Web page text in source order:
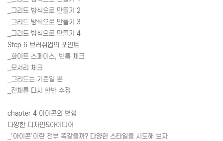
_그리드 방식으로 만들기 2
_그리드 방식으로 만들기 3
_그리드 방식으로 만들기 4
Step 6 브러쉬업의 포인트
_화이트 스페이스, 빈틈 체크
_모서리 체크
_그리드는 기준일 뿐
_전체를 다시 한번 수정
chapter 4 아이콘의 변형
다양한 디자인&아이디어
_‘아이콘’이란 전부 똑같을까? 다양한 스타일을 시도해 보자